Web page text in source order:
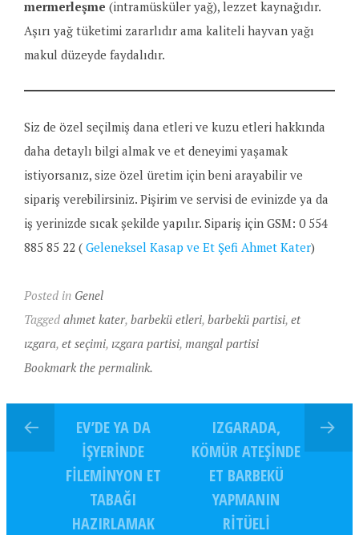
mermerleşme (intramüsküler yağ), lezzet kaynağıdır.
Aşırı yağ tüketimi zararlıdır ama kaliteli hayvan yağı
makul düzeyde faydalıdır.
Siz de özel seçilmiş dana etleri ve kuzu etleri hakkında
daha detaylı bilgi almak ve et deneyimi yaşamak
istiyorsanız, size özel üretim için beni arayabilir ve
sipariş verebilirsiniz. Pişirim ve servisi de evinizde ya da
iş yerinizde sıcak şekilde yapılır. Sipariş için GSM: 0 554
885 85 22 ( Geleneksel Kasap ve Et Şefi Ahmet Kater)
Posted in Genel
Tagged ahmet kater, barbekü etleri, barbekü partisi, et
ızgara, et seçimi, ızgara partisi, mangal partisi
Bookmark the permalink.
EV’DE YA DA
İŞYERINDE
FILEMINYON ET
TABAĞI
HAZIRLAMAK
IZGARADA,
KÖMÜR ATEŞINDE
ET BARBEKÜ
YAPMANIN
RITÜELI